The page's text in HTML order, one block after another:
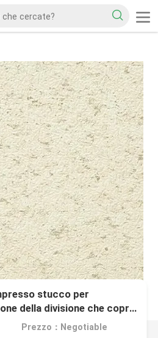
stucco per
della divisione che copre
Prezzo：Negotiable